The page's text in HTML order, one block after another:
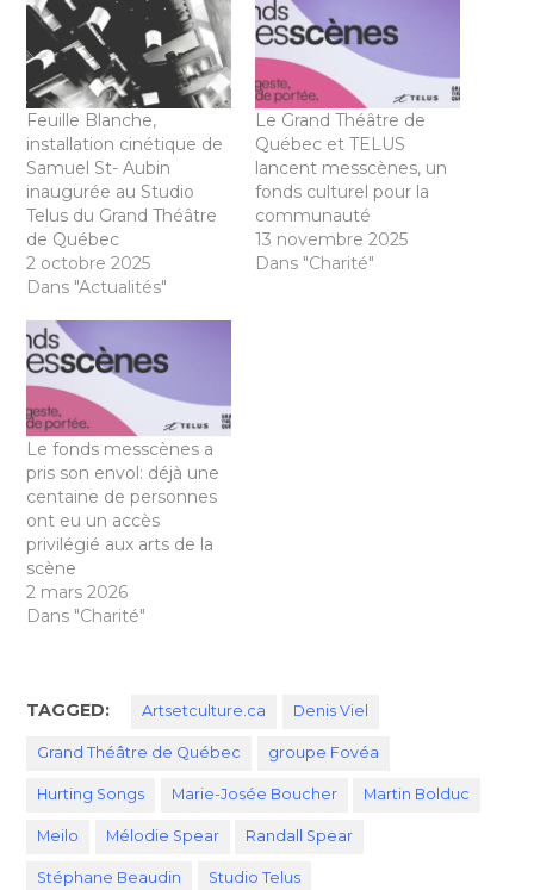
Feuille Blanche,
installation cinétique de
Samuel St- Aubin
inaugurée au Studio
Telus du Grand Théâtre
de Québec
2 octobre 2025
Dans "Actualités"
Le Grand Théâtre de
Québec et TELUS
lancent messcènes, un
fonds culturel pour la
communauté
13 novembre 2025
Dans "Charité"
Le fonds messcènes a
pris son envol: déjà une
centaine de personnes
ont eu un accès
privilégié aux arts de la
scène
2 mars 2026
Dans "Charité"
TAGGED: Artsetculture.ca Denis Viel
Grand Théâtre de Québec groupe Fovéa
Hurting Songs Marie-Josée Boucher Martin Bolduc
Meilo Mélodie Spear Randall Spear
Stéphane Beaudin Studio Telus